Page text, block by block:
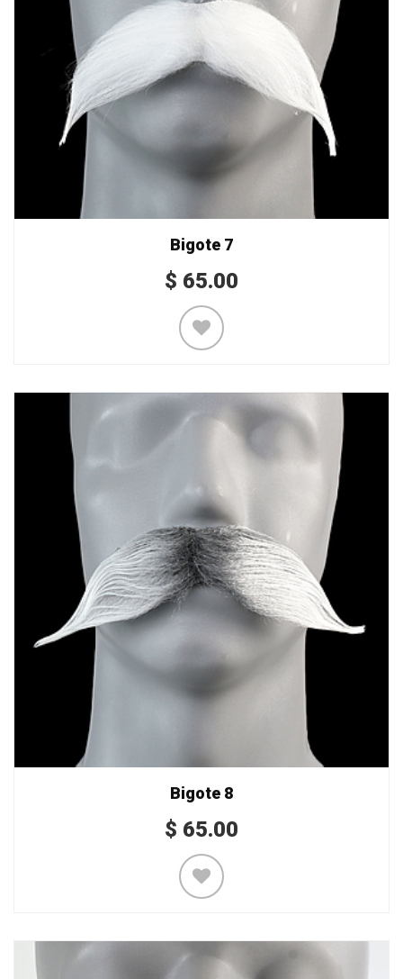
Bigote 7
$ 65.00
Bigote 8
$ 65.00